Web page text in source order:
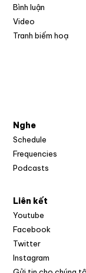
Bình luận
Video
Tranh biếm hoạ
Nghe
Schedule
Frequencies
Podcasts
Liên kết
Youtube
Facebook
Twitter
Instagram